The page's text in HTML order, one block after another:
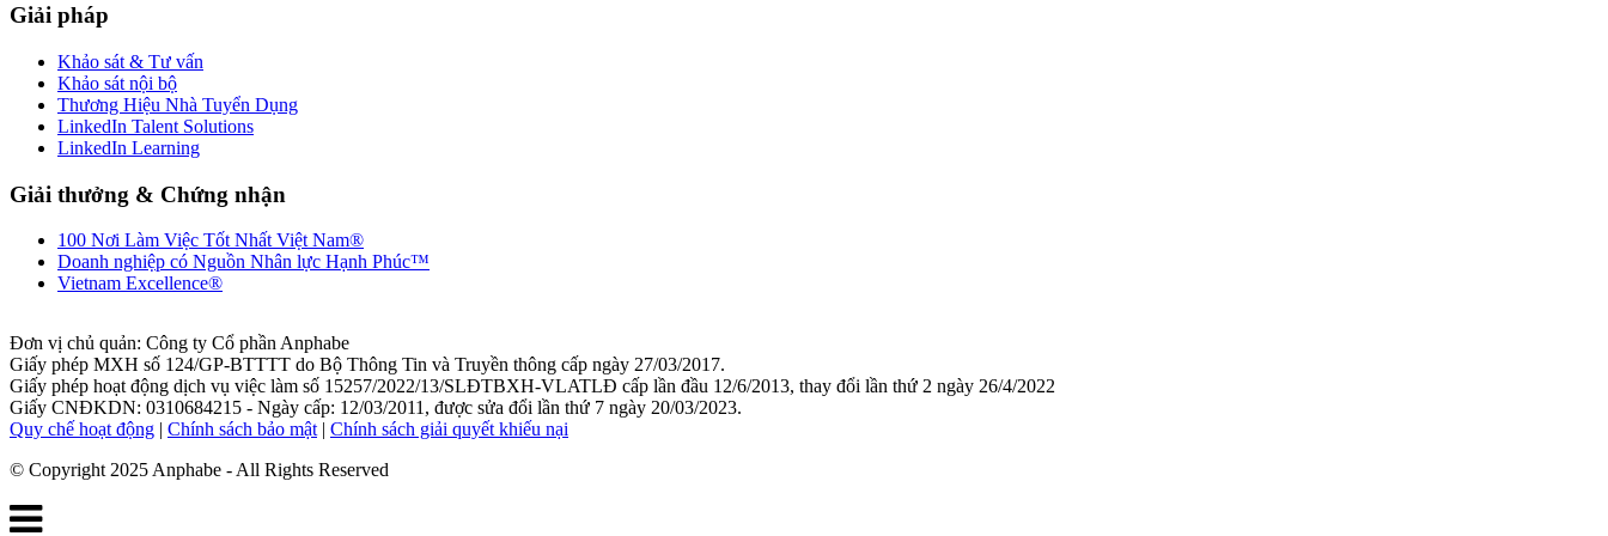
Giải pháp
Khảo sát & Tư vấn
Khảo sát nội bộ
Thương Hiệu Nhà Tuyển Dụng
LinkedIn Talent Solutions
LinkedIn Learning
Giải thưởng & Chứng nhận
100 Nơi Làm Việc Tốt Nhất Việt Nam®
Doanh nghiệp có Nguồn Nhân lực Hạnh Phúc™
Vietnam Excellence®
Đơn vị chủ quản: Công ty Cổ phần Anphabe
Giấy phép MXH số 124/GP-BTTTT do Bộ Thông Tin và Truyền thông cấp ngày 27/03/2017.
Giấy phép hoạt động dịch vụ việc làm số 15257/2022/13/SLĐTBXH-VLATLĐ cấp lần đầu 12/6/2013, thay đổi lần thứ 2 ngày 26/4/2022
Giấy CNĐKDN: 0310684215 - Ngày cấp: 12/03/2011, được sửa đổi lần thứ 7 ngày 20/03/2023.
Quy chế hoạt động | Chính sách bảo mật| Chính sách giải quyết khiếu nại
© Copyright 2025 Anphabe - All Rights Reserved